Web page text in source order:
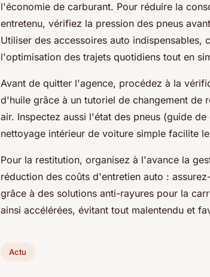
l'économie de carburant. Pour réduire la
entretenu, vérifiez la pression des pneus
Utiliser des accessoires auto indispensables,
l'optimisation des trajets quotidiens tout en
Avant de quitter l'agence, procédez à la
d'huile grâce à un tutoriel de changement
air. Inspectez aussi l'état des pneus (guide
nettoyage intérieur de voiture simple facilite
Pour la restitution, organisez à l'avance la
réduction des coûts d'entretien auto :
grâce à des solutions anti-rayures pour la
ainsi accélérées, évitant tout malentendu et
Actu